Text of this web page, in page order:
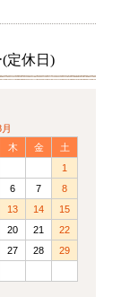
定休日)
木 金
土
1
6 7
8
13 14
15
20 21
22
27 28
29